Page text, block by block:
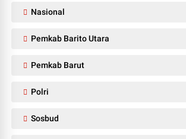
Nasional
Pemkab Barito Utara
Pemkab Barut
Polri
Sosbud